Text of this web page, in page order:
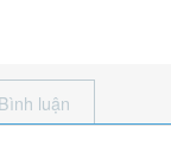
luận